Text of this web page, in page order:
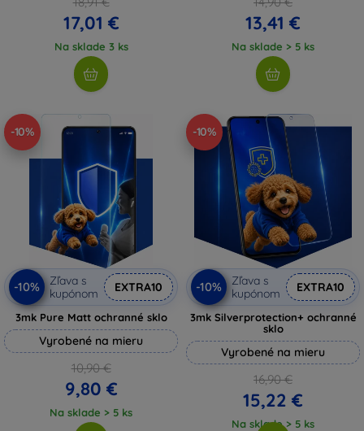
17,01 €
Na sklade 3 ks
13,41 €
Na sklade > 5 ks
-10%
-10%
Zľava s
kupónom
EXTRA10
3mk Pure Matt ochranné sklo
Vyrobené na mieru
10,90 €
9,80 €
Na sklade > 5 ks
-10%
-10%
Zľava s
kupónom
EXTRA10
3mk Silverprotection+ ochranné
sklo
Vyrobené na mieru
16,90 €
15,22 €
Na sklade > 5 ks